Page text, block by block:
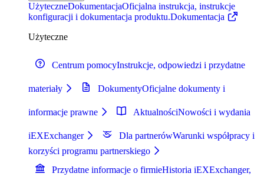
UżyteczneDokumentacjaOficjalna instrukcja, instrukcje
konfiguracji i dokumentacja produktu.Dokumentacja
Użyteczne
Centrum pomocyInstrukcje, odpowiedzi i przydatne
materiały DokumentyOficjalne dokumenty i
informacje prawne AktualnościNowości i wydania
iEXExchanger Dla partnerówWarunki współpracy i
korzyści programu partnerskiego
Przydatne informacje o firmieHistoria iEXExchanger,